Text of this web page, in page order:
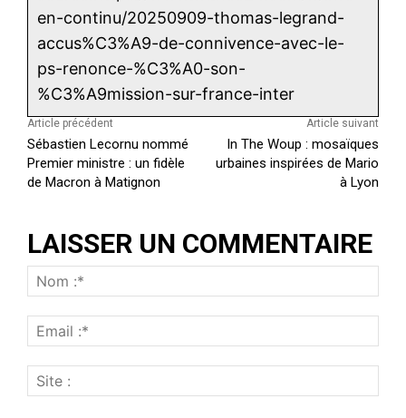
en-continu/20250909-thomas-legrand-
accus%C3%A9-de-connivence-avec-le-
ps-renonce-%C3%A0-son-
%C3%A9mission-sur-france-inter
Article précédent
Sébastien Lecornu nommé
Premier ministre : un fidèle
de Macron à Matignon
Article suivant
In The Woup : mosaïques
urbaines inspirées de Mario
à Lyon
LAISSER UN COMMENTAIRE
o
m
i